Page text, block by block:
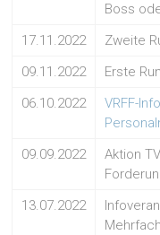
Boss
17.11.2022
Zweite
09.11.2022
Erste
06.10.2022
VRFF-
09.09.2022
Aktion
13.07.2022